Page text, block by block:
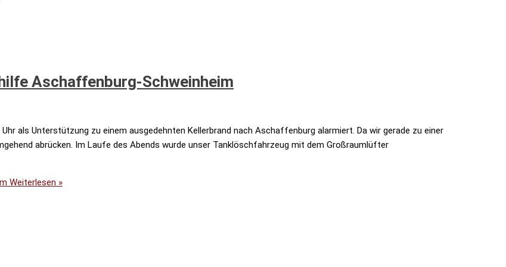
Aschaffenburg-Schweinheim
als Unterstützung zu einem ausgedehnten Kellerbrand nach Aschaffenburg alarmiert. Da wir gerade zu einer
abrücken. Im Laufe des Abends wurde unser Tanklöschfahrzeug mit dem Großraumlüfter
Weiterlesen »